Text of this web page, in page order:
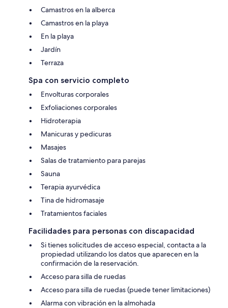
Camastros en la alberca
Camastros en la playa
En la playa
Jardín
Terraza
Spa con servicio completo
Envolturas corporales
Exfoliaciones corporales
Hidroterapia
Manicuras y pedicuras
Masajes
Salas de tratamiento para parejas
Sauna
Terapia ayurvédica
Tina de hidromasaje
Tratamientos faciales
Facilidades para personas con discapacidad
Si tienes solicitudes de acceso especial, contacta a la
propiedad utilizando los datos que aparecen en la
confirmación de la reservación.
Acceso para silla de ruedas
Acceso para silla de ruedas (puede tener limitaciones)
Alarma con vibración en la almohada